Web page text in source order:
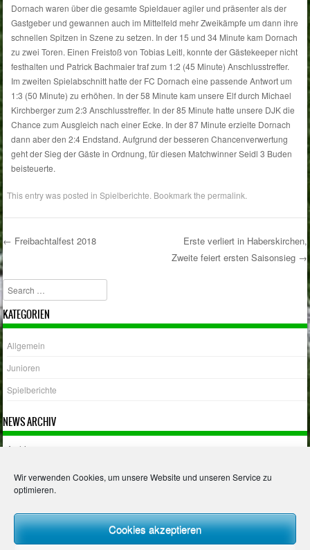
Wir verwenden Cookies, um unsere Website und unseren Service zu
optimieren.
Cookies akzeptieren
Dornach waren über die gesamte Spieldauer agiler und präsenter als der
Gastgeber und gewannen auch im Mittelfeld mehr Zweikämpfe um dann ihre
schnellen Spitzen in Szene zu setzen. In der 15 und 34 Minute kam Dornach
zu zwei Toren. Einen Freistoß von Tobias Leitl, konnte der Gästekeeper nicht
festhalten und Patrick Bachmaier traf zum 1:2 (45 Minute) Anschlusstreffer.
Im zweiten Spielabschnitt hatte der FC Dornach eine passende Antwort um
1:3 (50 Minute) zu erhöhen. In der 58 Minute kam unsere Elf durch Michael
Kirchberger zum 2:3 Anschlusstreffer. In der 85 Minute hatte unsere DJK die
Chance zum Ausgleich nach einer Ecke. In der 87 Minute erzielte Dornach
dann aber den 2:4 Endstand. Aufgrund der besseren Chancenverwertung
geht der Sieg der Gäste in Ordnung, für diesen Matchwinner Seidl 3 Buden
beisteuerte.
This entry was posted inSpielberichte . Bookmark thepermalink
← Freibachtalfest 2018
Erste verliert in Haberskirchen,
Zweite feiert ersten Saisonsieg →
Search
KATEGORIEN
Allgemein
Junioren
Spielberichte
NEWS ARCHIV
Archiv
Impressum
Datenschutzerklärung